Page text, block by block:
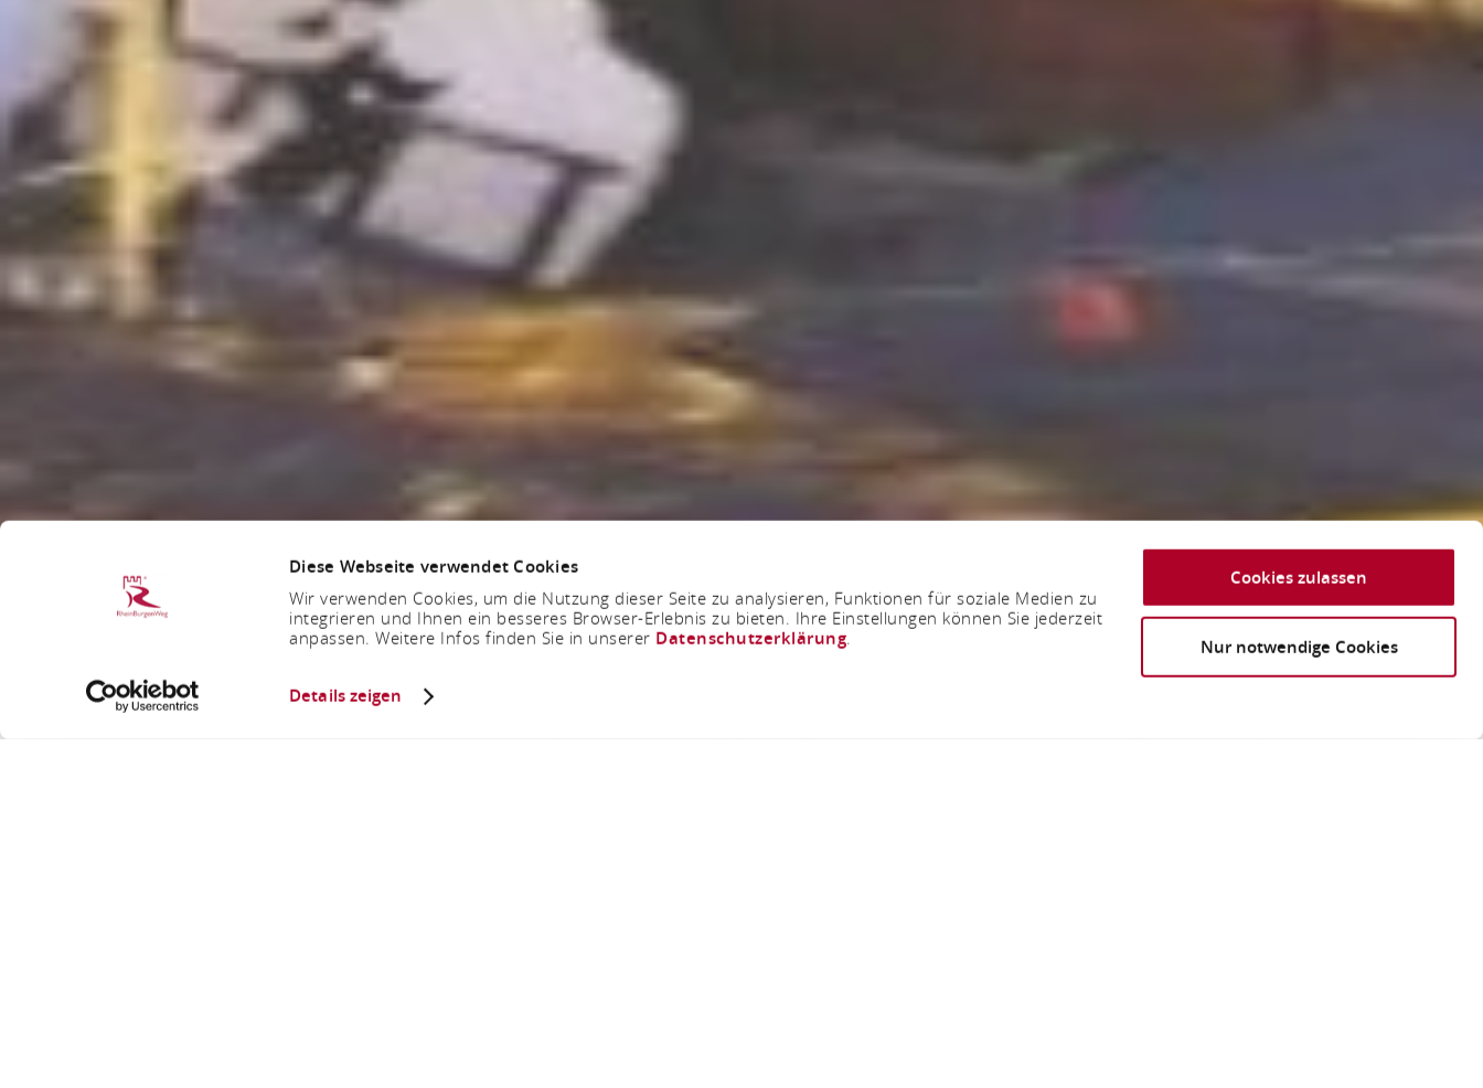
Diese Webseite verwendet Cookies
Wir verwenden Cookies, um die Nutzung dieser Seite zu analysieren, Funktionen für soziale Medien zu
integrieren und Ihnen ein besseres Browser-Erlebnis zu bieten. Ihre Einstellungen können Sie jederzeit
anpassen. Weitere Infos finden Sie in unserer Datenschutzerklärung.
Details zeigen
Cookies zulassen
Nur notwendige Cookies